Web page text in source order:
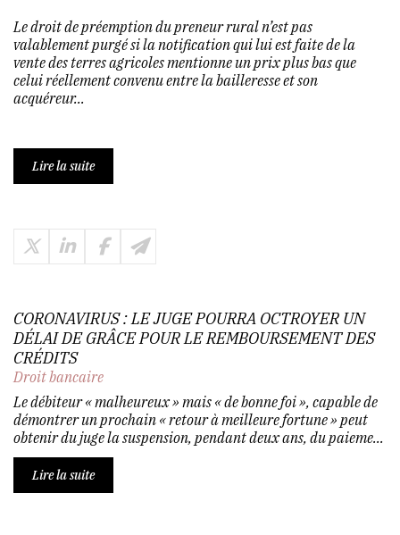
Le droit de préemption du preneur rural n’est pas
valablement purgé si la notification qui lui est faite de la
vente des terres agricoles mentionne un prix plus bas que
celui réellement convenu entre la bailleresse et son
acquéreur...
Lire la suite
CORONAVIRUS : LE JUGE POURRA OCTROYER UN
DÉLAI DE GRÂCE POUR LE REMBOURSEMENT DES
CRÉDITS
Droit bancaire
Le débiteur « malheureux » mais « de bonne foi », capable de
démontrer un prochain « retour à meilleure fortune » peut
obtenir du juge la suspension, pendant deux ans, du paieme...
Lire la suite